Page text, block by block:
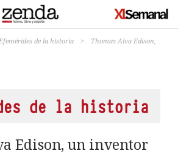
de la historia >
Thomas Alva Edison,
de la historia
Edison, un inventor